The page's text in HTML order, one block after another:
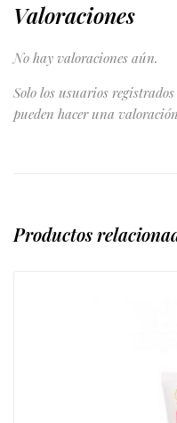
Valoraciones
No hay valoraciones aún.
Solo los usuarios
pueden hacer una
Productos